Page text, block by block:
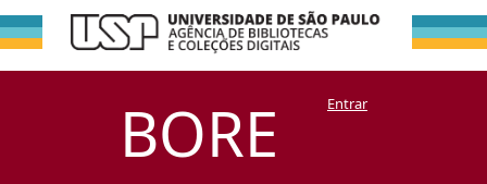
BORE
Filtrar por:
Assunto
DSpace/Manakin + CoriscoEntrar